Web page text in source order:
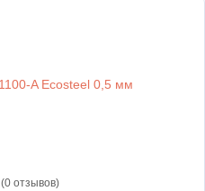
(0 отзывов)